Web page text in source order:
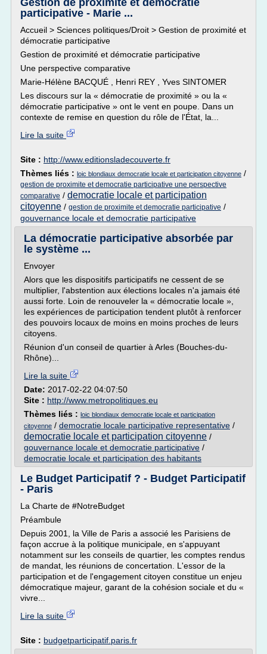
Gestion de proximité et démocratie
participative - Marie ...
Accueil > Sciences politiques/Droit > Gestion de proximité et
démocratie participative
Gestion de proximité et démocratie participative
Une perspective comparative
Marie-Hélène BACQUÉ , Henri REY , Yves SINTOMER
Les discours sur la « démocratie de proximité » ou la «
démocratie participative » ont le vent en poupe. Dans un
contexte de remise en question du rôle de l'État, la...
Lire la suite
Site : http://www.editionsladecouverte.fr
Thèmes liés : loic blondiaux democratie locale et participation citoyenne /
gestion de proximite et democratie participative une perspective
comparative / democratie locale et participation
citoyenne / gestion de proximite et democratie participative /
gouvernance locale et democratie participative
La démocratie participative absorbée par
le système ...
Envoyer
Alors que les dispositifs participatifs ne cessent de se
multiplier, l'abstention aux élections locales n'a jamais été
aussi forte. Loin de renouveler la « démocratie locale »,
les expériences de participation tendent plutôt à renforcer
des pouvoirs locaux de moins en moins proches de leurs
citoyens.
Réunion d'un conseil de quartier à Arles (Bouches-du-
Rhône)...
Lire la suite
Date: 2017-02-22 04:07:50
Site : http://www.metropolitiques.eu
Thèmes liés : loic blondiaux democratie locale et participation
citoyenne / democratie locale participative representative /
democratie locale et participation citoyenne /
gouvernance locale et democratie participative /
democratie locale et participation des habitants
Le Budget Participatif ? - Budget Participatif
- Paris
La Charte de #NotreBudget
Préambule
Depuis 2001, la Ville de Paris a associé les Parisiens de
façon accrue à la politique municipale, en s'appuyant
notamment sur les conseils de quartier, les comptes rendus
de mandat, les réunions de concertation. L'essor de la
participation et de l'engagement citoyen constitue un enjeu
démocratique majeur, garant de la cohésion sociale et du «
vivre...
Lire la suite
Site : budgetparticipatif.paris.fr